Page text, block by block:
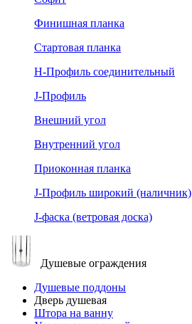
Финишная планка
Стартовая планка
Н-Профиль соединительный
J-Профиль
Внешний угол
Внутренний угол
Приоконная планка
J-Профиль широкий (наличник)
J-фаска (ветровая доска)
Душевые ограждения
Душевые поддоны
Дверь душевая
Штора на ванну